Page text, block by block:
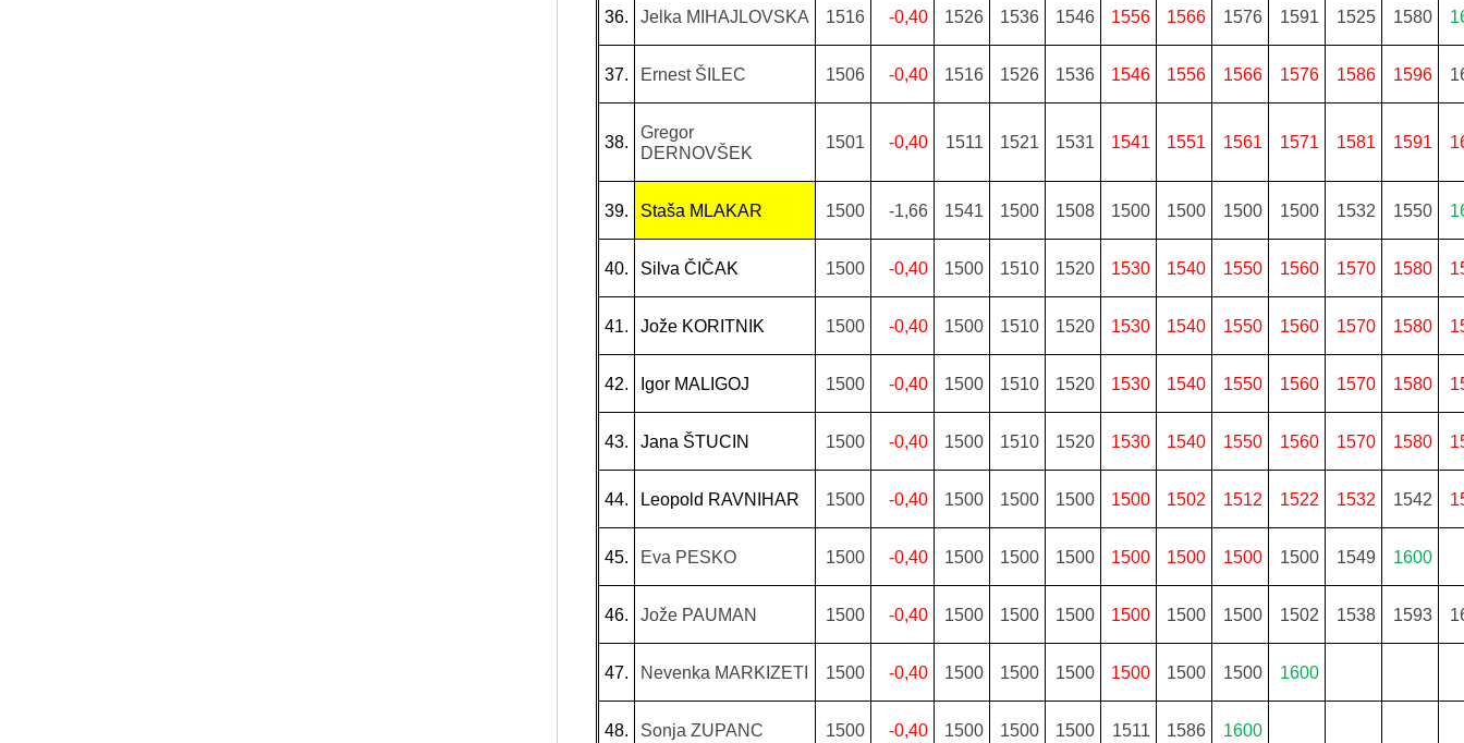
36. Jelka MIHAJLOVSKA 1516 -0,40 1526 1536 1546 1556 1566 1576 1591 1525 1580
37. Ernest ŠILEC 1506 -0,40 1516 1526 1536 1546 1556 1566 1576 1586 1596
38.
Gregor
DERNOVŠEK
1501 -0,40 1511 1521 1531 1541 1551 1561 1571 1581 1591
39. Staša MLAKAR 1500 -1,66 1541 1500 1508 1500 1500 1500 1500 1532 1550
40. Silva ČIČAK 1500 -0,40 1500 1510 1520 1530 1540 1550 1560 1570 1580
41. Jože KORITNIK 1500 -0,40 1500 1510 1520 1530 1540 1550 1560 1570 1580
42. Igor MALIGOJ 1500 -0,40 1500 1510 1520 1530 1540 1550 1560 1570 1580
43. Jana ŠTUCIN 1500 -0,40 1500 1510 1520 1530 1540 1550 1560 1570 1580
44. Leopold RAVNIHAR 1500 -0,40 1500 1500 1500 1500 1502 1512 1522 1532 1542
45. Eva PESKO 1500 -0,40 1500 1500 1500 1500 1500 1500 1500 1549 1600
46. Jože PAUMAN 1500 -0,40 1500 1500 1500 1500 1500 1500 1502 1538 1593
47. Nevenka MARKIZETI 1500 -0,40 1500 1500 1500 1500 1500 1500 1600
48. Sonja ZUPANC 1500 -0,40 1500 1500 1500 1511 1586 1600